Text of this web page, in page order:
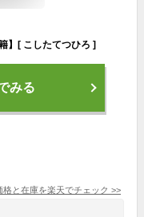
】[ こしたてつひろ ]
みる
格と在庫を楽天でチェック >>